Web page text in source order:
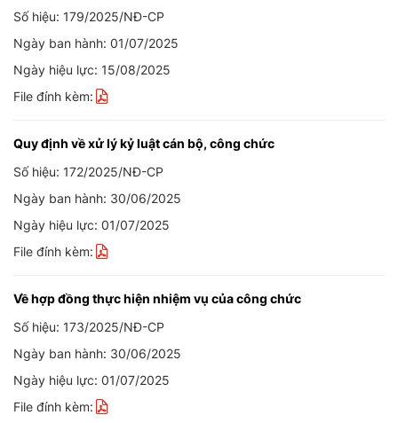
Số hiệu: 179/2025/NĐ-CP
Ngày ban hành: 01/07/2025
Ngày hiệu lực: 15/08/2025
File đính kèm:
Quy định về xử lý kỷ luật cán bộ, công chức
Số hiệu: 172/2025/NĐ-CP
Ngày ban hành: 30/06/2025
Ngày hiệu lực: 01/07/2025
File đính kèm:
Về hợp đồng thực hiện nhiệm vụ của công chức
Số hiệu: 173/2025/NĐ-CP
Ngày ban hành: 30/06/2025
Ngày hiệu lực: 01/07/2025
File đính kèm: